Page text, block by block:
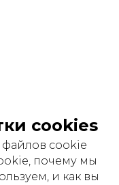
cookies
файлов cookie
почему мы
и как вы